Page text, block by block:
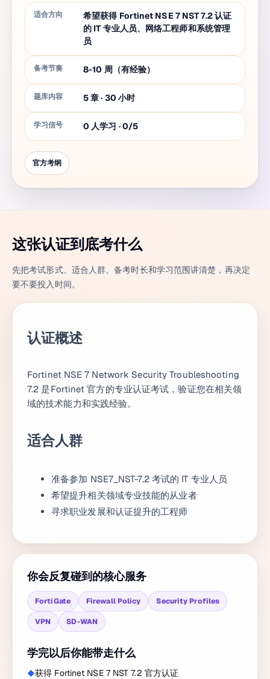
适合方向
希望获得 Fortinet NSE 7 NST 7.2 认证
的 IT 专业人员、网络工程师和系统管理
员
备考节奏 8-10 周（有经验）
题库内容 5章· 30 小时
学习信号 0 人学习 · 0/5
官方考纲
这张认证到底考什么
先把考试形式、适合人群、备考时长和学习范围讲清楚，再决定
要不要投入时间。
认证概述
Fortinet NSE 7 Network Security Troubleshooting
7.2 是Fortinet 官方的专业认证考试，验证您在相关领
域的技术能力和实践经验。
适合人群
准备参加 NSE7_NST-7.2 考试的 IT 专业人员
希望提升相关领域专业技能的从业者
寻求职业发展和认证提升的工程师
你会反复碰到的核心服务
FortiGate Firewall Policy Security Profiles
VPN SD-WAN
学完以后你能带走什么
获得 Fortinet NSE 7 NST 7.2 官方认证